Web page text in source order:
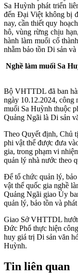
Sa Huỳnh phát triển
đến Đại Việt không bị
nay, cần thiết quy
hô, vùng rừng chịu
hành làm muối cổ
nhằm bảo tồn Di sản
Nghề làm muối Sa
Bộ VHTTDL đã ban
ngày 10.12.2024, công
muối Sa Huỳnh thuộc
Quảng Ngãi là Di sản
Theo Quyết định, Chủ
phi vật thể được đưa
gia, trong phạm vi
quản lý nhà nước theo
Để tổ chức quản lý,
vật thể quốc gia nghề
Quảng Ngãi giao Ủy
quản lý, bảo tồn và
Giao Sở VHTTDL
Đức Phổ thực hiện
huy giá trị Di sản văn
Huỳnh.
Tin liên quan